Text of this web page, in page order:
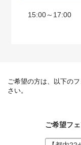
15:00～17:00